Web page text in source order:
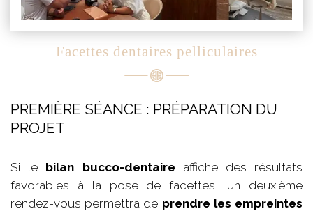
Facettes dentaires pelliculaires
PREMIÈRE SÉANCE : PRÉPARATION DU
PROJET
Si le bilan bucco-dentaire affiche des résultats
favorables à la pose de facettes, un deuxième
rendez-vous permettra de prendre les empreintes